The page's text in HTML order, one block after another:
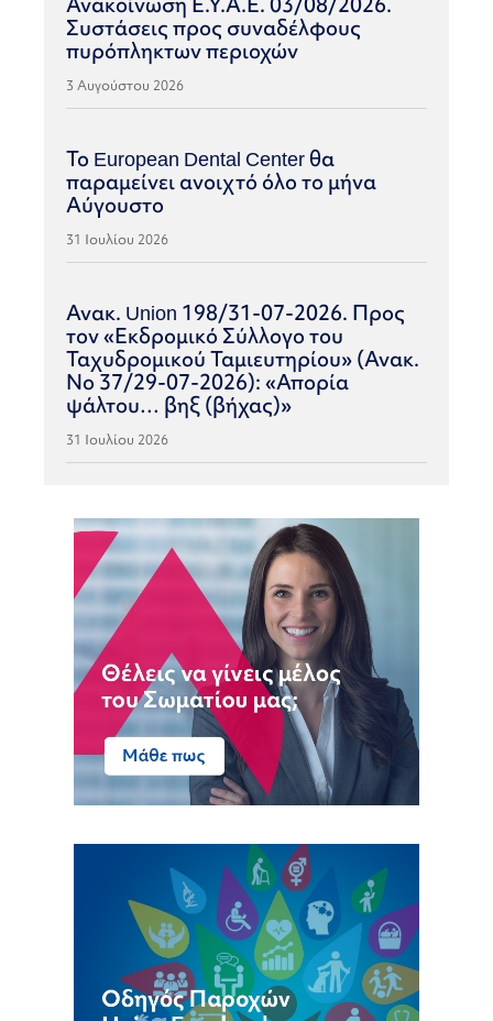
Συστάσεις προς συναδέλφους
πυρόπληκτων περιοχών
3 Αυγούστου 2026
Το European Dental Center θα
παραμείνει ανοιχτό όλο το μήνα
Αύγουστο
31 Ιουλίου 2026
Ανακ. Union 198/31-07-2026. Προς
τον «Εκδρομικό Σύλλογο του
Ταχυδρομικού Ταμιευτηρίου» (Ανακ.
Νο 37/29-07-2026): «Απορία
ψάλτου… βηξ (βήχας)»
31 Ιουλίου 2026